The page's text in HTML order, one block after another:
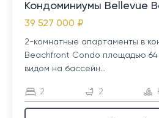
Кондоминиумы Bellevue
39 527 000 ₽
2-комнатные апартаменты в
Beachfront Condo площадью 64
видом на бассейн...
2 2